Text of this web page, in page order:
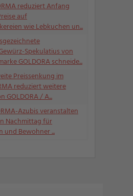
reduziert Anfang
auf
wie Lebkuchen un...
Spekulatius von
GOLDORA schneide...
Preissenkung im
reduziert weitere
GOLDORA / A...
Azubis veranstalten
Nachmittag für
und Bewohner ...